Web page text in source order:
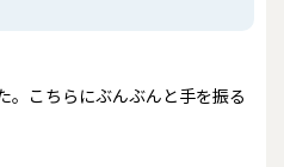
。こちらにぶんぶんと手を振る